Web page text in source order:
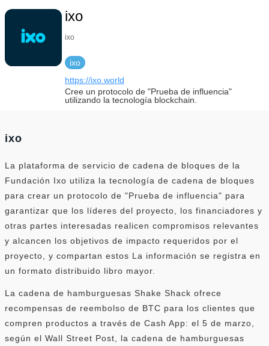
ixo
ixo
ixo
https://ixo.world
Cree un protocolo de "Prueba de influencia"
utilizando la tecnología blockchain.
ixo
La plataforma de servicio de cadena de bloques de la
Fundación Ixo utiliza la tecnología de cadena de bloques
para crear un protocolo de "Prueba de influencia" para
garantizar que los líderes del proyecto, los financiadores y
otras partes interesadas realicen compromisos relevantes
y alcancen los objetivos de impacto requeridos por el
proyecto, y compartan estos La información se registra en
un formato distribuido libro mayor.
La cadena de hamburguesas Shake Shack ofrece
recompensas de reembolso de BTC para los clientes que
compren productos a través de Cash App: el 5 de marzo,
según el Wall Street Post, la cadena de hamburguesas